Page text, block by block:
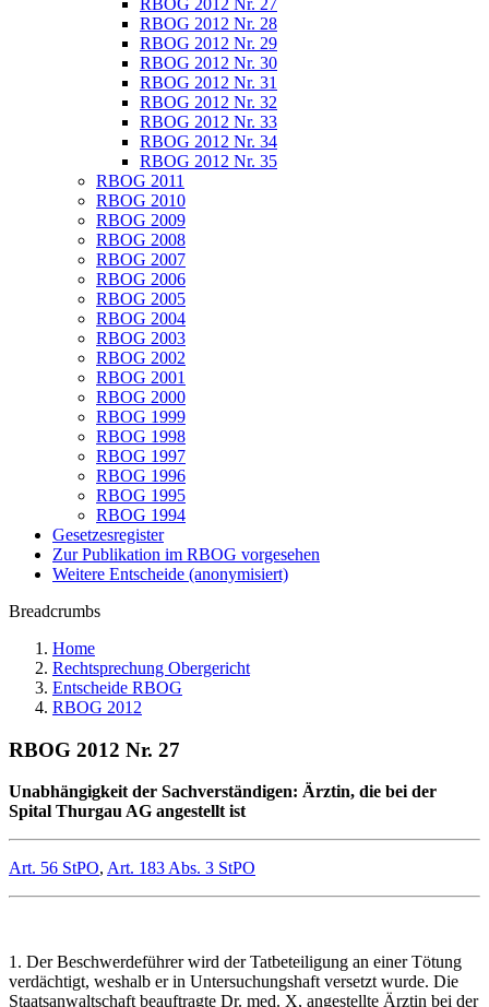
RBOG 2012 Nr. 27
RBOG 2012 Nr. 28
RBOG 2012 Nr. 29
RBOG 2012 Nr. 30
RBOG 2012 Nr. 31
RBOG 2012 Nr. 32
RBOG 2012 Nr. 33
RBOG 2012 Nr. 34
RBOG 2012 Nr. 35
RBOG 2011
RBOG 2010
RBOG 2009
RBOG 2008
RBOG 2007
RBOG 2006
RBOG 2005
RBOG 2004
RBOG 2003
RBOG 2002
RBOG 2001
RBOG 2000
RBOG 1999
RBOG 1998
RBOG 1997
RBOG 1996
RBOG 1995
RBOG 1994
Gesetzesregister
Zur Publikation im RBOG vorgesehen
Weitere Entscheide (anonymisiert)
Breadcrumbs
Home
Rechtsprechung Obergericht
Entscheide RBOG
RBOG 2012
RBOG 2012 Nr. 27
Unabhängigkeit der Sachverständigen: Ärztin, die bei der
Spital Thurgau AG angestellt ist
Art. 56 StPO, Art. 183 Abs. 3 StPO
1. Der Beschwerdeführer wird der Tatbeteiligung an einer Tötung
verdächtigt, weshalb er in Untersuchungshaft versetzt wurde. Die
Staatsanwaltschaft beauftragte Dr. med. X, angestellte Ärztin bei der